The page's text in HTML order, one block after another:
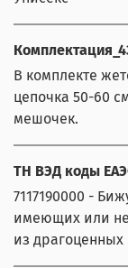
В комплекте
цепочка 50-60
мешочек.
ТН ВЭД коды
7117190000 -
имеющих или
из драгоценных